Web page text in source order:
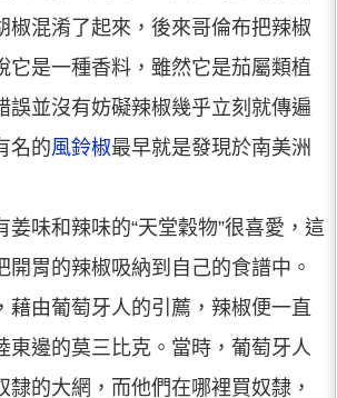
椒混淆了起來，後來哥倫布把辣椒
它是一種香料，雖然它是茄屬類植
誤並沒有妨礙辣椒幾乎立刻就傳遍
名的風鈴椒最早就是發現於南美洲
姜味和辣味的“天堂穀物”很喜愛，這
開胃的辣椒吸納到自己的食譜中。
藉由葡萄牙人的引薦，辣椒便一直
東邊的莫三比克。當時，葡萄牙人
隸的大網，而他們在哪裡買奴隸，